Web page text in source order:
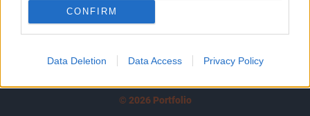
CONFIRM
Data Deletion Data Access Privacy Policy
© 2026 Portfolio